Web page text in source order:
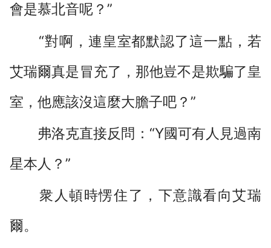
會是慕北音呢？”
“對啊，連皇室都默認了這一點，若
艾瑞爾真是冒充了，那他豈不是欺騙了皇
室，他應該沒這麼大膽子吧？”
弗洛克直接反問：“Y國可有人見過南
星本人？”
衆人頓時愣住了，下意識看向艾瑞
爾。